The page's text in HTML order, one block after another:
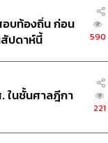
บท้องถิ่น ก่อน
ปดาห์นี้
590
ในชั้นศาลฎีกา
221